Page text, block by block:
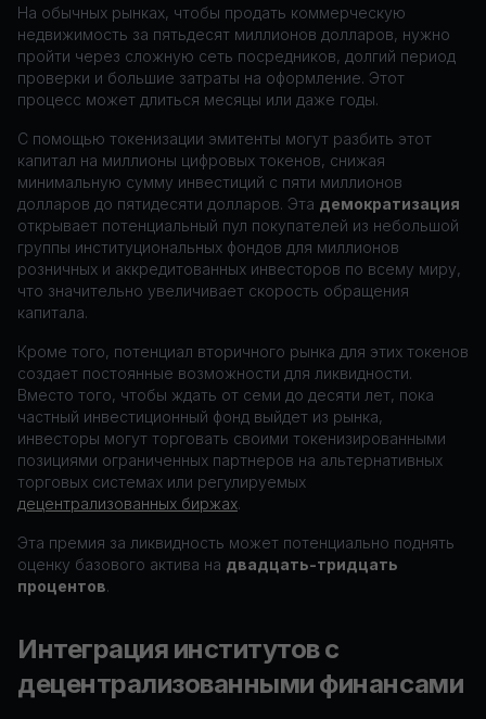
На обычных рынках, чтобы продать коммерческую
недвижимость за пятьдесят миллионов долларов, нужно
пройти через сложную сеть посредников, долгий период
проверки и большие затраты на оформление. Этот
процесс может длиться месяцы или даже годы.
С помощью токенизации эмитенты могут разбить этот
капитал на миллионы цифровых токенов, снижая
минимальную сумму инвестиций с пяти миллионов
долларов до пятидесяти долларов. Эта демократизация
открывает потенциальный пул покупателей из небольшой
группы институциональных фондов для миллионов
розничных и аккредитованных инвесторов по всему миру,
что значительно увеличивает скорость обращения
капитала.
Кроме того, потенциал вторичного рынка для этих токенов
создает постоянные возможности для ликвидности.
Вместо того, чтобы ждать от семи до десяти лет, пока
частный инвестиционный фонд выйдет из рынка,
инвесторы могут торговать своими токенизированными
позициями ограниченных партнеров на альтернативных
торговых системах или регулируемых
децентрализованных биржах.
Эта премия за ликвидность может потенциально поднять
оценку базового актива на двадцать-тридцать
процентов.
Интеграция институтов с
децентрализованными финансами